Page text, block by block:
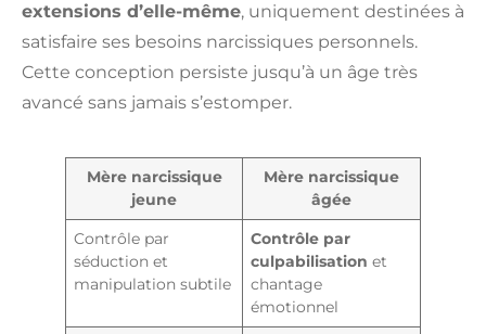
extensions d’elle-même, uniquement destinées à
satisfaire ses besoins narcissiques personnels.
Cette conception persiste jusqu’à un âge très
avancé sans jamais s’estomper.
Mère narcissique
jeune
Mère narcissique
âgée
Contrôle par
séduction et
manipulation subtile
Contrôle par
culpabilisation et
chantage
émotionnel